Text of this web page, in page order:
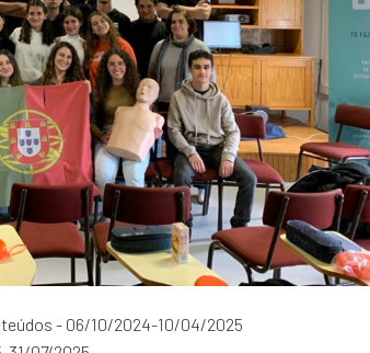
- 06/10/2024-10/04/2025